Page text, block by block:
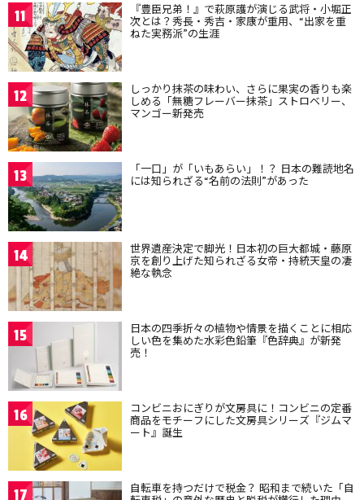
11 『豊臣兄弟！』で萩原護が演じる武将・小堀正
次とは？秀長・秀吉・家康が重用、“出家を重
ねた実務派”の生涯
12 しっかり抹茶の味わい、さらに果実の香りも楽
しめる「無糖フレーバー抹茶」ストロベリー、
マンゴー新発売
13 「一口」が「いもあらい」！？ 日本の難読地名
には知られざる“名前の法則”があった
14 世界遺産決定で脚光！日本初の巨大都城・藤原
京を創り上げた知られざる女帝・持統天皇の凄
絶な執念
15 日本の四季折々の植物や情景を描くことに相応
しい色を集めた水彩色鉛筆『色辞典』が新発
売！
16 コンビニおにぎりが文房具に！コンビニの定番
商品をモチーフにした文房具シリーズ『ジムマ
ート』誕生
17 自転車を持つだけで税金？ 昭和まで続いた「自